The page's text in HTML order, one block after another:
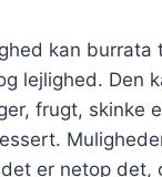
kan burrata
lejlighed. Den
frugt, skinke
er netop det,